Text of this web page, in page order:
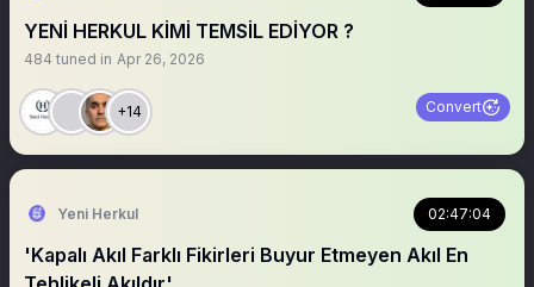
YENİ HERKUL KİMİ TEMSİL EDİYOR ?
484 tuned in Apr 26, 2026
+14 Convert
Yeni Herkul 02:47:04
'Kapalı Akıl Farklı Fikirleri Buyur Etmeyen Akıl En